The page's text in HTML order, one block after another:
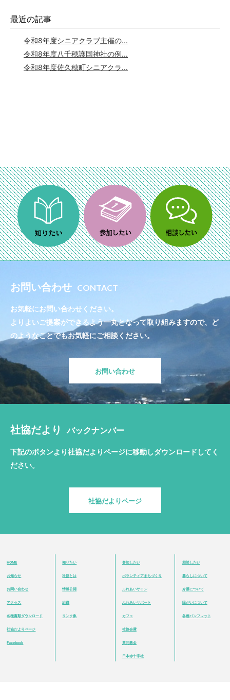
最近の記事
令和8年度シニアクラブ主催の...
令和8年度八千穂護国神社の例...
令和8年度佐久穂町シニアクラ...
お問い合わせ CONTACT
お気軽にお問い合わせください。
よりよいご提案ができるよう一丸となって取り組みますので、ど
のようなことでもお気軽にご相談ください。
お問い合わせ
社協だより バックナンバー
下記のボタンより社協だよりページに移動しダウンロードしてく
ださい。
社協だよりページ
HOME
お知らせ
お問い合わせ
アクセス
各種書類ダウンロード
社協だよりページ
Facebook
知りたい
社協とは
情報公開
組織
リンク集
参加したい
ボランティアまちづくり
ふれあいサロン
ふれあいサポート
カフェ
社協会費
共同募金
日本赤十字社
相談したい
暮らしについて
介護について
障がいについて
各種パンフレット